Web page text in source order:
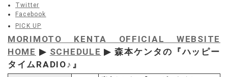
Twitter
Facebook
PICK UP
MORIMOTO KENTA OFFICIAL WEBSITE
HOME ▶ SCHEDULE ▶ 森本ケンタの『ハッピー
タイムRADIO♪』